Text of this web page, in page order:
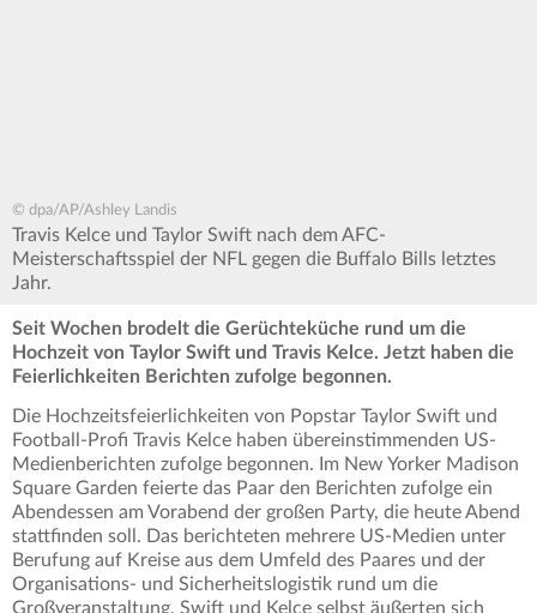
© dpa/AP/Ashley Landis
Travis Kelce und Taylor Swift nach dem AFC-
Meisterschaftsspiel der NFL gegen die Buffalo Bills letztes
Jahr.
Seit Wochen brodelt die Gerüchteküche rund um die
Hochzeit von Taylor Swift und Travis Kelce. Jetzt haben die
Feierlichkeiten Berichten zufolge begonnen.
Die Hochzeitsfeierlichkeiten von Popstar Taylor Swift und
Football-Profi Travis Kelce haben übereinstimmenden US-
Medienberichten zufolge begonnen. Im New Yorker Madison
Square Garden feierte das Paar den Berichten zufolge ein
Abendessen am Vorabend der großen Party, die heute Abend
stattfinden soll. Das berichteten mehrere US-Medien unter
Berufung auf Kreise aus dem Umfeld des Paares und der
Organisations- und Sicherheitslogistik rund um die
Großveranstaltung. Swift und Kelce selbst äußerten sich